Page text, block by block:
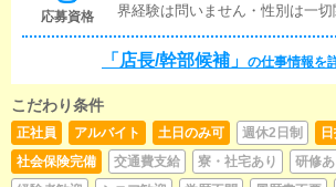
応募資格
界経験は問いません・性別は一
「店長/幹部候補」 の仕事情報を
こだわり条件
正社員 アルバイト 土日のみ可 週休2日制
社会保険完備
交通費支給 寮・社宅あり 研修あ